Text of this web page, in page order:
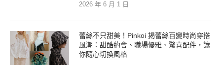
2026 年 6 月 1 日
蕾絲不只甜美！Pinkoi 揭蕾絲百變時尚穿搭
風潮：甜酷約會、職場優雅、驚喜配件，讓
你隨心切換風格